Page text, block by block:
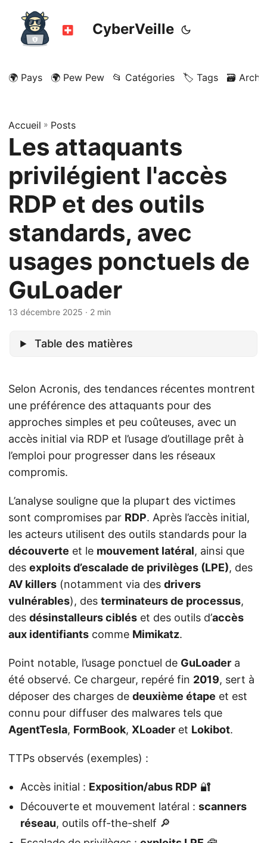
CyberVeille
🌍 Pays 🌍 Pew Pew 📂 Catégories 🏷️ Tags 🗃️
Accueil » Posts
Les attaquants
privilégient l'accès
RDP et des outils
standards, avec
usages ponctuels de
GuLoader
13 décembre 2025 · 2 min
Table des matières
Selon Acronis, des tendances récentes montrent
une préférence des attaquants pour des
approches simples et peu coûteuses, avec un
accès initial via RDP et l’usage d’outillage prêt à
l’emploi pour progresser dans les réseaux
compromis.
L’analyse souligne que la plupart des victimes
sont compromises par RDP. Après l’accès initial,
les acteurs utilisent des outils standards pour la
découverte et le mouvement latéral, ainsi que
des exploits d’escalade de privilèges (LPE), des
AV killers (notamment via des drivers
vulnérables), des terminateurs de processus,
des désinstalleurs ciblés et des outils d’accès
aux identifiants comme Mimikatz.
Point notable, l’usage ponctuel de GuLoader a
été observé. Ce chargeur, repéré fin 2019, sert à
déposer des charges de deuxième étape et est
connu pour diffuser des malwares tels que
AgentTesla, FormBook, XLoader et Lokibot.
TTPs observés (exemples) :
Accès initial : Exposition/abus RDP 🔐
Découverte et mouvement latéral : scanners
réseau, outils off-the-shelf 🔎